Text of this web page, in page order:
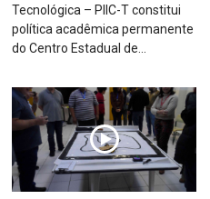
Tecnológica – PIIC-T constitui
política acadêmica permanente
do Centro Estadual de...